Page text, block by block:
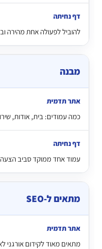
להוביל לפעולה אחת מהירה
מבנה
כמה עמודים: בית, אודות,
עמוד אחד ממוקד סביב הצעה
מתאים ל-SEO
מתאים מאוד לקידום אורגני